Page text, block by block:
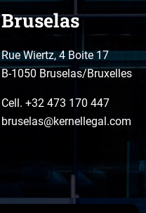
Bruselas
Rue Wiertz, 4 Boite 17
B-1050 Bruselas/Bruxelles
Cell. +32 473 170 447
bruselas@kernellegal.com